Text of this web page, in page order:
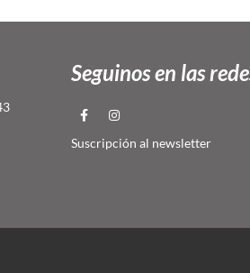
Seguinos en las
Suscripción al newsletter